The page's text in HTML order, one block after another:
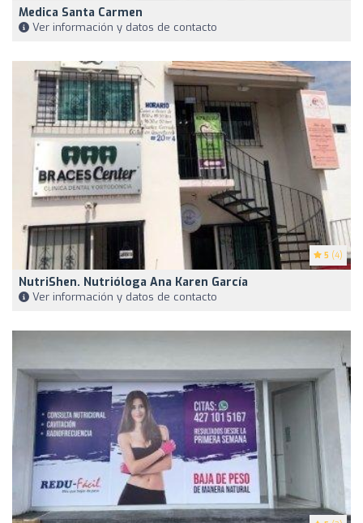
Medica Santa Carmen
Ver información y datos de contacto
5 (4)
NutriShen. Nutrióloga Ana Karen García
Ver información y datos de contacto